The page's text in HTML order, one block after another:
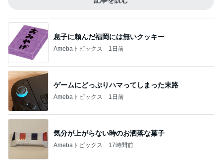
息子に頼んだ福岡には無いクッキー
Amebaトピックス 1日前
ゲームにどっぷりハマってしまった末路
Amebaトピックス 1日前
気分が上がらない時のお洒落な菓子
Amebaトピックス 17時間前